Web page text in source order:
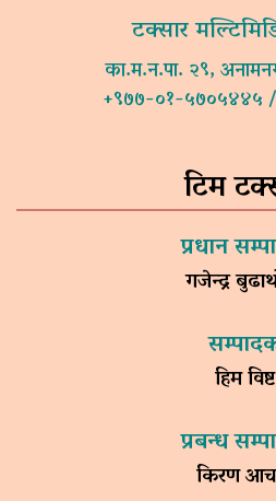
टक्सार
का.म.न.पा. २९,
+९७७-०१-५७०५४४५
टिम
प्रधान
गजेन्द्र
हिम विष्ट
प्रबन्ध
किरण